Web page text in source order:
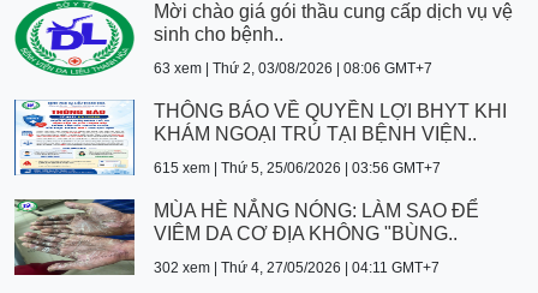
Mời chào giá gói thầu cung cấp dịch vụ vệ
sinh cho bệnh..
63 xem | Thứ 2, 03/08/2026 | 08:06 GMT+7
THÔNG BÁO VỀ QUYỀN LỢI BHYT KHI
KHÁM NGOẠI TRÚ TẠI BỆNH VIỆN..
615 xem | Thứ 5, 25/06/2026 | 03:56 GMT+7
MÙA HÈ NẮNG NÓNG: LÀM SAO ĐỂ
VIÊM DA CƠ ĐỊA KHÔNG "BÙNG..
302 xem | Thứ 4, 27/05/2026 | 04:11 GMT+7